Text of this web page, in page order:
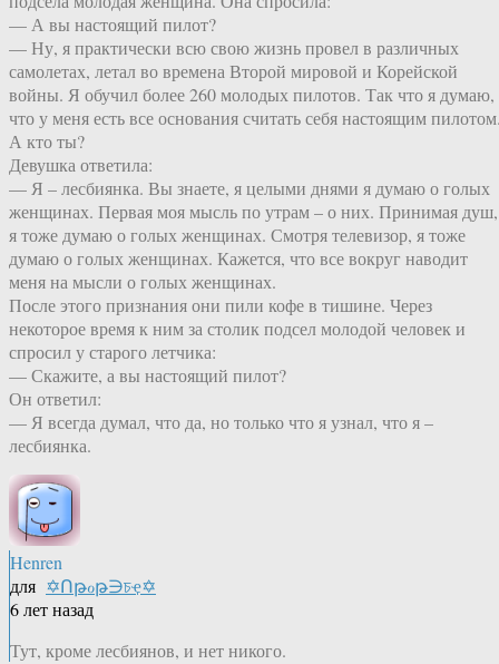
— А вы настоящий пилот?
— Ну, я практически всю свою жизнь провел в различных
самолетах, летал во времена Второй мировой и Корейской
войны. Я обучил более 260 молодых пилотов. Так что я думаю,
что у меня есть все основания считать себя настоящим
А кто ты?
Девушка ответила:
— Я – лесбиянка. Вы знаете, я целыми днями я думаю о голых
женщинах. Первая моя мысль по утрам – о них. Принимая душ,
я тоже думаю о голых женщинах. Смотря телевизор, я тоже
думаю о голых женщинах. Кажется, что все вокруг наводит
меня на мысли о голых женщинах.
После этого признания они пили кофе в тишине. Через
некоторое время к ним за столик подсел молодой человек и
спросил у старого летчика:
— Скажите, а вы настоящий пилот?
Он ответил:
— Я всегда думал, что да, но только что я узнал, что я –
лесбиянка.
Henren
для ✡Ոթℴթ∋চҿ✡
6 лет назад
Тут, кроме лесбиянов, и нет никого.